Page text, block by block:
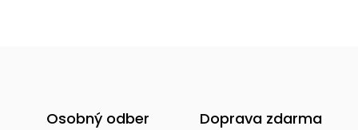
Osobný odber Doprava zdarma